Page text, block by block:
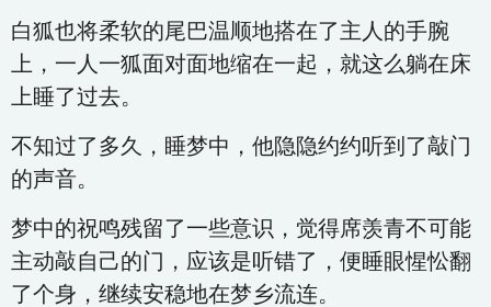
白狐也将柔软的尾巴温顺地搭在了主人的手腕
上，一人一狐面对面地缩在一起，就这么躺在床
上睡了过去。
不知过了多久，睡梦中，他隐隐约约听到了敲门
的声音。
梦中的祝鸣残留了一些意识，觉得席羡青不可能
主动敲自己的门，应该是听错了，便睡眼惺忪翻
了个身，继续安稳地在梦乡流连。